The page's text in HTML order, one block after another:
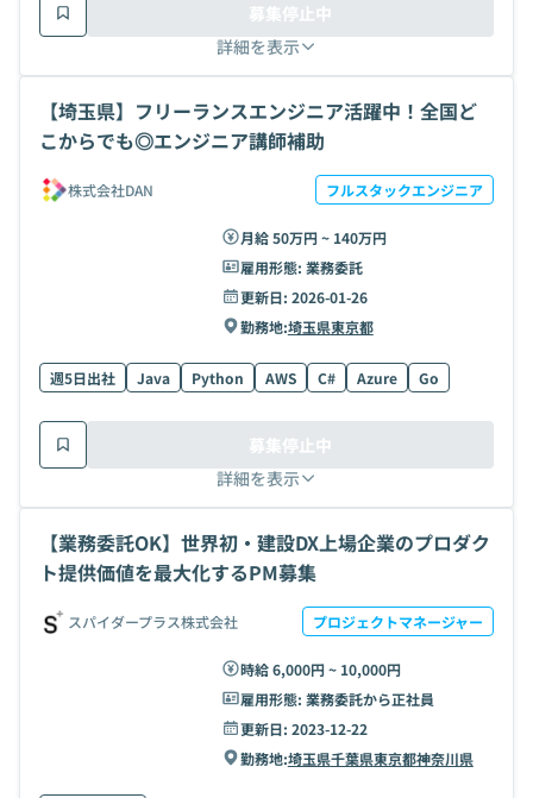
詳細を表示
募集停止中
【埼玉県】フリーランスエンジニア活躍中！全国ど
こからでも◎エンジニア講師補助
株式会社DAN フルスタックエンジニア
月給 50万円 ~ 140万円
雇用形態: 業務委託
更新日: 2026-01-26
勤務地:埼玉県東京都
週5日出社 Java Python AWS C# Azure Go
詳細を表示
募集停止中
【業務委託OK】世界初・建設DX上場企業のプロダク
ト提供価値を最大化するPM募集
スパイダープラス株式会社 プロジェクトマネージャー
時給 6,000円 ~ 10,000円
雇用形態: 業務委託から正社員
更新日: 2023-12-22
勤務地:埼玉県千葉県東京都神奈川県